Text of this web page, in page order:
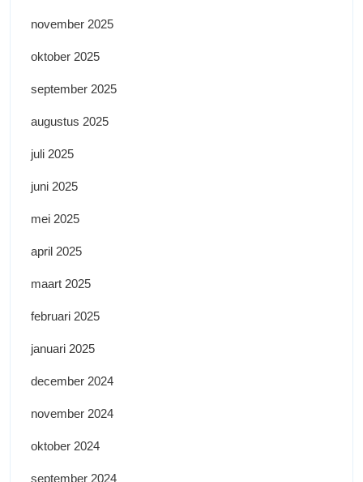
november 2025
oktober 2025
september 2025
augustus 2025
juli 2025
juni 2025
mei 2025
april 2025
maart 2025
februari 2025
januari 2025
december 2024
november 2024
oktober 2024
september 2024